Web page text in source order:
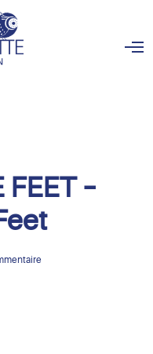
O
FEET –